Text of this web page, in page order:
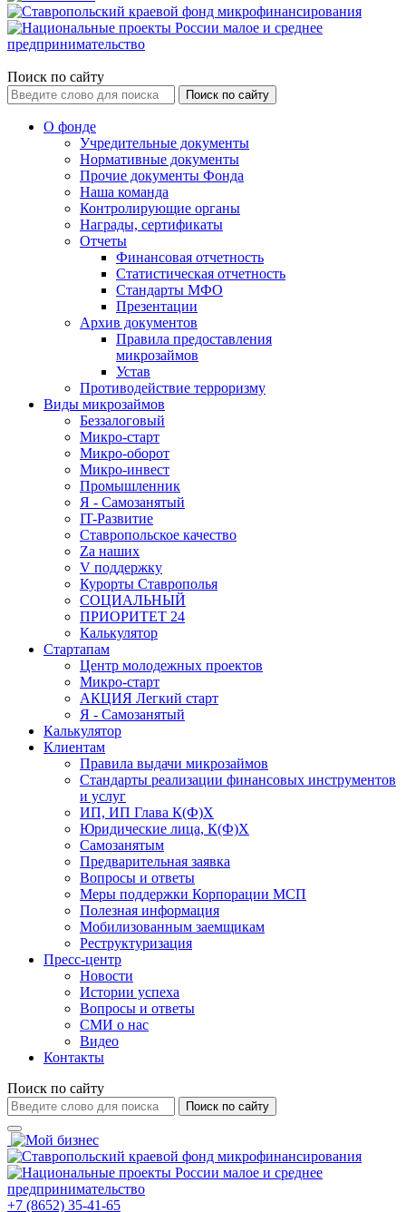
Поиск по сайту
Поиск по сайту
О фонде
Учредительные документы
Нормативные документы
Прочие документы Фонда
Наша команда
Контролирующие органы
Награды, сертификаты
Отчеты
Финансовая отчетность
Статистическая отчетность
Стандарты МФО
Презентации
Архив документов
Правила предоставления
микрозаймов
Устав
Противодействие терроризму
Виды микрозаймов
Беззалоговый
Микро-старт
Микро-оборот
Микро-инвест
Промышленник
Я - Самозанятый
IT-Развитие
Ставропольское качество
Za наших
V поддержку
Курорты Ставрополья
СОЦИАЛЬНЫЙ
ПРИОРИТЕТ 24
Калькулятор
Стартапам
Центр молодежных проектов
Микро-старт
АКЦИЯ Легкий старт
Я - Самозанятый
Калькулятор
Клиентам
Правила выдачи микрозаймов
Стандарты реализации финансовых инструментов
и услуг
ИП, ИП Глава К(Ф)Х
Юридические лица, К(Ф)Х
Самозанятым
Предварительная заявка
Вопросы и ответы
Меры поддержки Корпорации МСП
Полезная информация
Мобилизованным заемщикам
Реструктуризация
Пресс-центр
Новости
Истории успеха
Вопросы и ответы
СМИ о нас
Видео
Контакты
Поиск по сайту
Поиск по сайту
+7 (8652) 35-41-65